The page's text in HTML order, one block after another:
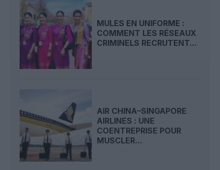
MULES EN UNIFORME :
COMMENT LES RÉSEAUX
CRIMINELS RECRUTENT...
AIR CHINA–SINGAPORE
AIRLINES : UNE
COENTREPRISE POUR
MUSCLER...